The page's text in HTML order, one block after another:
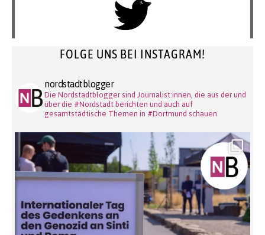
FOLGE UNS BEI INSTAGRAM!
nordstadtblogger
Die Nordstadtblogger sind Journalist:innen, die aus der und
über die #Nordstadt berichten und auch auf
gesamtstädtische Themen in #Dortmund schauen